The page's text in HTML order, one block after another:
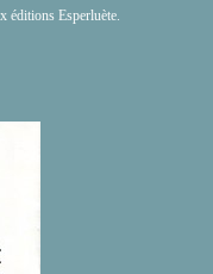
éditions Esperluète.